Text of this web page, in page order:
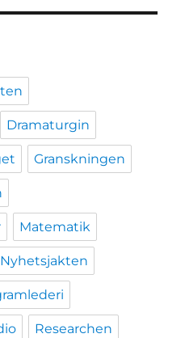
Dramaturgin
Granskningen
Matematik
Nyhetsjakten
Researchen